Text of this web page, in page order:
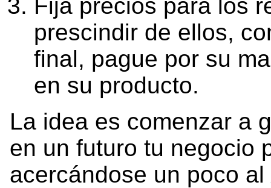
Fija precios para los
prescindir de ellos,
final, pague por su
en su producto.
La idea es comenzar a
en un futuro tu negocio
acercándose un poco al